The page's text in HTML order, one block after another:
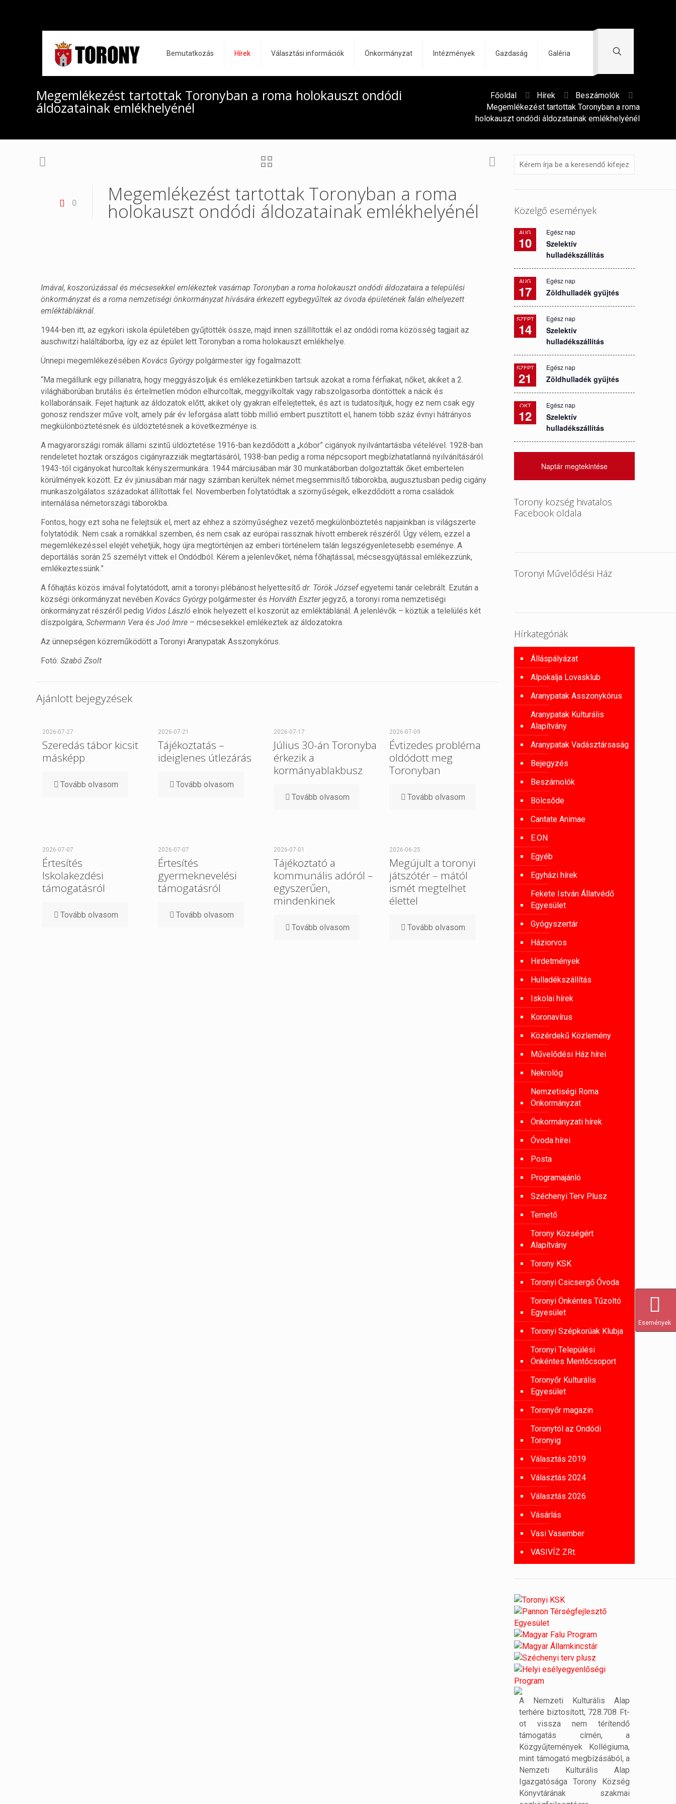
Bemutatkozás Hírek Választási információk Önkormányzat Intézmények Gazdaság Galéria
Megemlékezést tartottak Toronyban a roma holokauszt ondódi
áldozatainak emlékhelyénél
Főoldal Hírek
Beszámolók
Megemlékezést tartottak Toronyban a roma
holokauszt ondódi áldozatainak emlékhelyénél
0 Megemlékezést tartottak Toronyban a roma
holokauszt ondódi áldozatainak emlékhelyénél
Imával, koszorúzással és mécsesekkel emlékeztek vasárnap Toronyban a roma holokauszt ondódi áldozataira a települési
önkormányzat és a roma nemzetiségi önkormányzat hívására érkezett egybegyűltek az óvoda épületének falán elhelyezett
emléktábláknál.
1944-ben itt, az egykori iskola épületében gyűjtötték össze, majd innen szállították el az ondódi roma közösség tagjait az
auschwitzi haláltáborba, így ez az épület lett Toronyban a roma holokauszt emlékhelye.
Ünnepi megemlékezésébenKovács Györgypolgármester így fogalmazott:
“Ma megállunk egy pillanatra, hogy meggyászoljuk és emlékezetünkben tartsuk azokat a roma férfiakat, nőket, akiket a 2.
világháborúban brutális és értelmetlen módon elhurcoltak, meggyilkoltak vagy rabszolgasorba döntöttek a nácik és
kollaboránsaik. Fejet hajtunk az áldozatok előtt, akiket oly gyakran elfelejtettek, és azt is tudatosítjuk, hogy ez nem csak egy
gonosz rendszer műve volt, amely pár év leforgása alatt több millió embert pusztított el, hanem több száz évnyi hátrányos
megkülönböztetésnek és üldöztetésnek a következménye is.
A magyarországi romák állami szintű üldöztetése 1916-ban kezdődött a „kóbor” cigányok nyilvántartásba vételével. 1928-ban
rendeletet hoztak országos cigányrazziák megtartásáról, 1938-ban pedig a roma népcsoport megbízhatatlanná nyilvánításáról.
1943-tól cigányokat hurcoltak kényszermunkára. 1944 márciusában már 30 munkatáborban dolgoztatták őket embertelen
körülmények között. Ez év júniusában már nagy számban kerültek német megsemmisítő táborokba, augusztusban pedig cigány
munkaszolgálatos századokat állítottak fel. Novemberben folytatódtak a szörnyűségek, elkezdődött a roma családok
internálása németországi táborokba.
Fontos, hogy ezt soha ne felejtsük el, mert az ehhez a szörnyűséghez vezető megkülönböztetés napjainkban is világszerte
folytatódik. Nem csak a romákkal szemben, és nem csak az európai rassznak hívott emberek részéről. Úgy vélem, ezzel a
megemlékezéssel elejét vehetjük, hogy újra megtörténjen az emberi történelem talán legszégyenletesebb eseménye. A
deportálás során 25 személyt vittek el Ondódból. Kérem a jelenlevőket, néma főhajtással, mécsesgyújtással emlékezzünk,
emlékeztessünk.”
A főhajtás közös imával folytatódott, amit a toronyi plébánost helyettesítődr. Török Józsefegyetemi tanár celebrált. Ezután a
községi önkormányzat nevébenKovács Györgypolgármester ésHorváth Eszterjegyző, a toronyi roma nemzetiségi
önkormányzat részéről pedig Vidos László elnök helyezett el koszorút az emléktáblánál. A jelenlévők – köztük a telelülés két
díszpolgára,Schermann Vera ésJoó Imre – mécsesekkel emlékeztek az áldozatokra.
Az ünnepségen közreműködött a Toronyi Aranypatak Asszonykórus.
Fotó:Szabó Zsolt
Ajánlott bejegyzések
2026-07-27
Szeredás tábor kicsit
másképp
Tovább olvasom
2026-07-21
Tájékoztatás –
ideiglenes útlezárás
Tovább olvasom
2026-07-17
Július 30-án Toronyba
érkezik a
kormányablakbusz
Tovább olvasom
2026-07-09
Évtizedes probléma
oldódott meg
Toronyban
Tovább olvasom
2026-07-07
Értesítés
Iskolakezdési
támogatásról
Tovább olvasom
2026-07-07
Értesítés
gyermeknevelési
támogatásról
Tovább olvasom
2026-07-01
Tájékoztató a
kommunális adóról –
egyszerűen,
mindenkinek
Tovább olvasom
2026-06-25
Megújult a toronyi
játszótér – mától
ismét megtelhet
élettel
Tovább olvasom
Közelgő események
AUG
10
Egész nap
Szelektív
hulladékszállítás
AUG
17
Egész nap
Zöldhulladék gyűjtés
SZEPT
14
Egész nap
Szelektív
hulladékszállítás
SZEPT
21
Egész nap
Zöldhulladék gyűjtés
OKT
12
Egész nap
Szelektív
hulladékszállítás
Naptár megtekintése
Torony község hivatalos
Facebook oldala
Toronyi Művelődési Ház
Hírkategóriák
Álláspályázat
Alpokalja Lovasklub
Aranypatak Asszonykórus
Aranypatak Kulturális
Alapítvány
Aranypatak Vadásztársaság
Bejegyzés
Beszámolók
Bölcsőde
Cantate Animae
E.ON
Egyéb
Egyházi hírek
Fekete István Állatvédő
Egyesület
Gyógyszertár
Háziorvos
Hirdetmények
Hulladékszállítás
Iskolai hírek
Koronavírus
Közérdekű Közlemény
Művelődési Ház hírei
Nekrológ
Nemzetiségi Roma
Önkormányzat
Önkormányzati hírek
Óvoda hírei
Posta
Programajánló
Széchenyi Terv Plusz
Temető
Torony Községért
Alapítvány
Torony KSK
Toronyi Csicsergő Óvoda
Toronyi Önkéntes Tűzoltó
Egyesület
Toronyi Szépkorúak Klubja
Toronyi Települési
Önkéntes Mentőcsoport
Toronyőr Kulturális
Egyesület
Toronyőr magazin
Toronytól az Ondódi
Toronyig
Választás 2019
Választás 2024
Választás 2026
Vásárlás
Vasi Vasember
VASIVÍZ ZRt.
A Nemzeti Kulturális Alap
terhére biztosított, 728.708 Ft-
ot vissza nem térítendő
támogatás címén, a
Közgyűjtemények Kollégiuma,
mint támogató megbízásából, a
Nemzeti Kulturális Alap
Igazgatósága Torony Község
Könyvtárának szakmai
Események